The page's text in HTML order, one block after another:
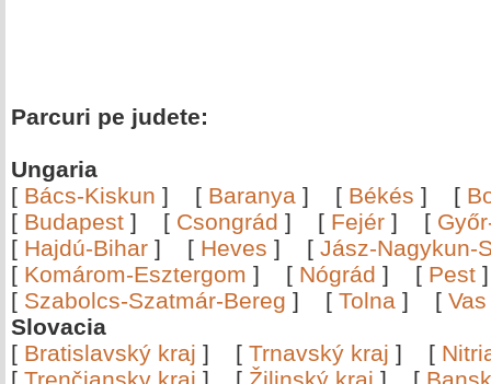
Parcuri pe judete:
Ungaria
[ Bács-Kiskun ] [ Baranya ] [ Békés ] [
[ Budapest ] [ Csongrád ] [ Fejér ] [
[ Hajdú-Bihar ] [ Heves ] [ Jász-Nagykun-
[ Komárom-Esztergom ] [ Nógrád ] [ Pest
[ Szabolcs-Szatmár-Bereg ] [ Tolna ] [ Vas
Slovacia
[ Bratislavský kraj ] [ Trnavský kraj ] [